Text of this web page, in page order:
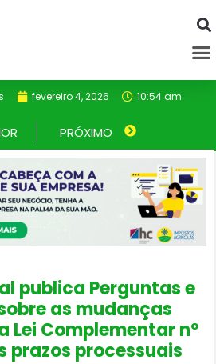
fevereiro 4, 2026 10:54 am
PRÓXIMO Próximo
publica Perguntas e
as mudanças
Lei Complementar nº
prazos processuais